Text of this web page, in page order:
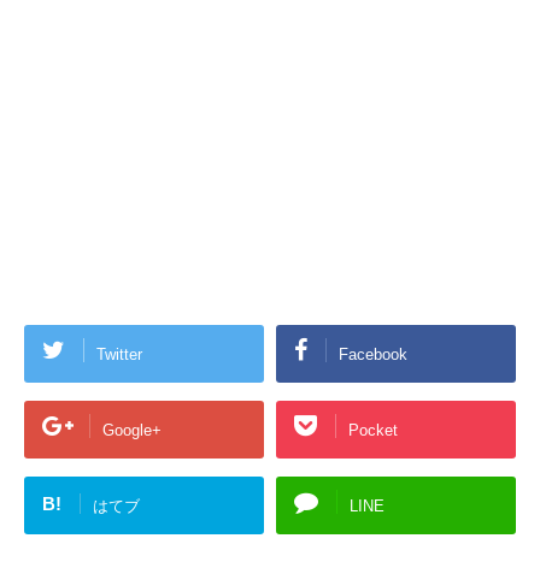
Twitter Facebook
Google+ Pocket
B! はてブ LINE